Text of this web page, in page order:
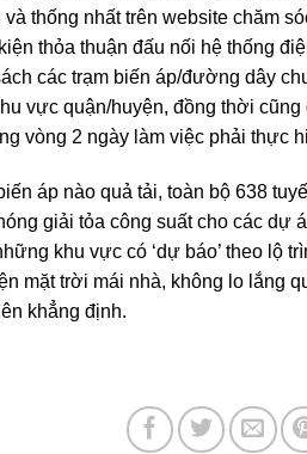
thống nhất trên website chăm
thỏa thuận đấu nối hệ thống
các trạm biến áp/đường dây
vực quận/huyện, đồng thời
vòng 2 ngày làm việc phải thực
áp nào quả tải, toàn bộ 638
giải tỏa công suất cho các dự
khu vực có ‘dự báo’ theo lộ
mặt trời mái nhà, không lo lắng
khẳng định.